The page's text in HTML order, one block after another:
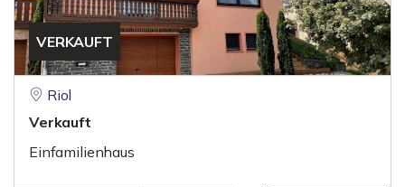
VERKAUFT
Riol
Verkauft
Einfamilienhaus